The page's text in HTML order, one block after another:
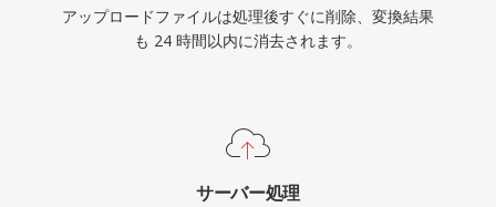
アップロードファイルは処理後すぐに削除、変換結果
も 24 時間以内に消去されます。
サーバー処理